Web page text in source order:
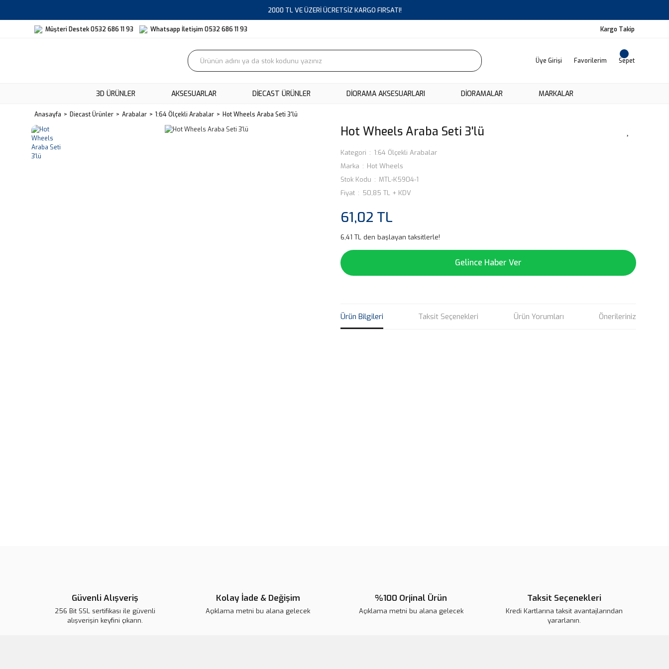
2000 TL VE ÜZERİ ÜCRETSİZ KARGO FIRSATI!
Müşteri Destek 0532 686 11 93 Whatsapp İletişim 0532 686 11 93 Kargo Takip
Üye Girişi Favorilerim Sepet
3D ÜRÜNLER AKSESUARLAR DIECAST ÜRÜNLER DİORAMA AKSESUARLARI DIORAMALAR MARKALAR
Anasayfa Diecast Ürünler Arabalar 1:64 Ölçekli Arabalar Hot Wheels Araba Seti 3'lü
Hot Wheels Araba Seti 3'lü
Kategori
1:64 Ölçekli Arabalar
Marka
Hot Wheels
Stok Kodu
MTL-K5904-1
Fiyat
50,85 TL + KDV
61,02 TL
6,41 TL den başlayan taksitlerle!
Gelince Haber Ver
Ürün Bilgileri Taksit Seçenekleri Ürün Yorumları Önerileriniz
Güvenli Alışveriş
256 Bit SSL sertifikası ile güvenli
alışverişin keyfini çıkarın.
Kolay İade & Değişim
Açıklama metni bu alana gelecek
%100 Orjinal Ürün
Açıklama metni bu alana gelecek
Taksit Seçenekleri
Kredi Kartlarına taksit avantajlarından
yararlanın.